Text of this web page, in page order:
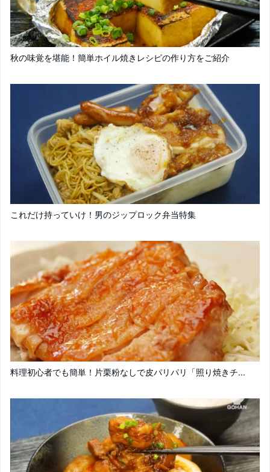
秋の味覚を堪能！簡単ホイル焼きレシピの作り方をご紹介
これだけ持っていけ！男のジップロック弁当特集
料理初心者でも簡単！片栗粉なしで皮パリパリ「照り焼きチ...